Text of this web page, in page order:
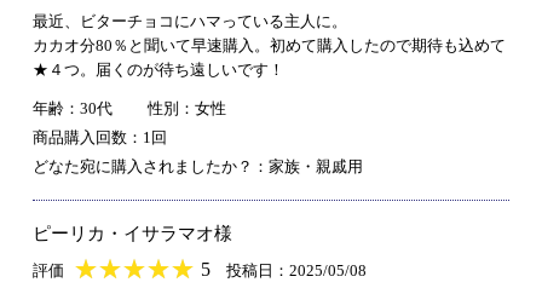
最近、ビターチョコにハマっている主人に。
カカオ分80％と聞いて早速購入。初めて購入したので期待も込めて
★４つ。届くのが待ち遠しいです！
年齢：30代
性別：女性
商品購入回数：1回
どなた宛に購入されましたか？：家族・親戚用
ピーリカ・イサラマオ様
評価 ★★★★★
★★★★★ 5 投稿日：2025/05/08